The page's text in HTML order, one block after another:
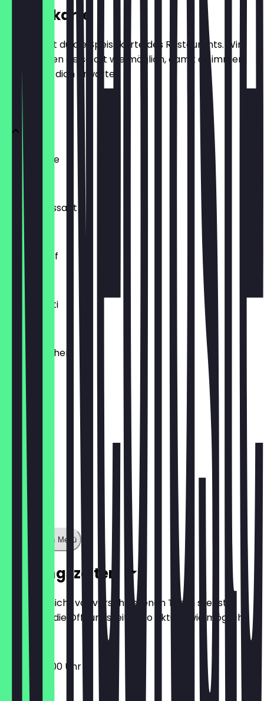
Speisekarte
Hier findest du die Speisekarte des Restaurants. Wir
aktualisieren sie so oft wie möglich, damit du immer
weißt, was dich erwartet.
BRÖTCHEN
Ofenfrische
0,54 €
Buttercroissant
1,80 €
Laugenzopf
1,20 €
Dinkelkrusti
1,10 €
Käsebrötchen
1,60 €
Zeige ganzes Menü
Öffnungszeiten
Damit du nicht vor verschlossenen Türen stehst,
halten wir die Öffnungszeiten so aktuell wie möglich.
06:00 - 18:00 Uhr